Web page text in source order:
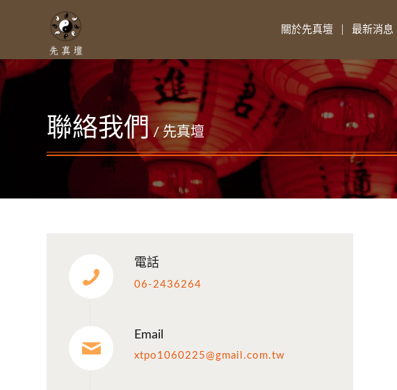
關於先真壇 最新消息
聯絡我們/ 先真壇
電話
06-2436264
Email
xtpo1060225@gmail.com.tw